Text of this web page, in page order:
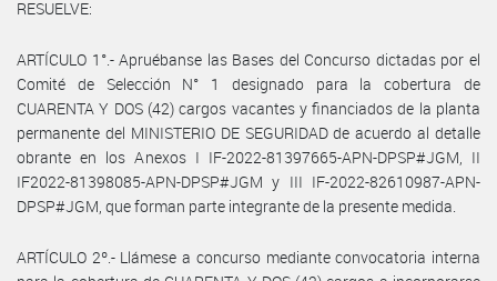
RESUELVE:
ARTÍCULO 1°.- Apruébanse las Bases del Concurso dictadas por el
Comité de Selección N° 1 designado para la cobertura de
CUARENTA Y DOS (42) cargos vacantes y financiados de la planta
permanente del MINISTERIO DE SEGURIDAD de acuerdo al detalle
obrante en los Anexos I IF-2022-81397665-APN-DPSP#JGM, II
IF2022-81398085-APN-DPSP#JGM y III IF-2022-82610987-APN-
DPSP#JGM, que forman parte integrante de la presente medida.
ARTÍCULO 2º.- Llámese a concurso mediante convocatoria interna